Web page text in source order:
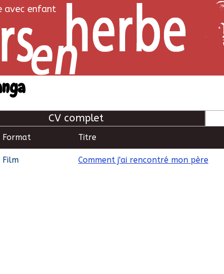
avec enfant
CV complet
Format Titre
Film Comment j'ai rencontré mon père